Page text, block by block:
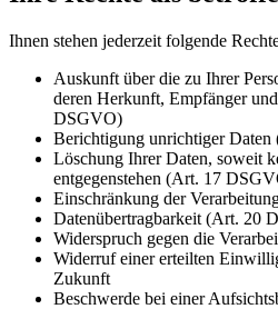
Ihnen stehen jederzeit folgende
Auskunft über die zu Ihrer
deren Herkunft, Empfänger
DSGVO)
Berichtigung unrichtiger
Löschung Ihrer Daten, soweit
entgegenstehen (Art. 17
Einschränkung der
Datenübertragbarkeit (Art. 20
Widerspruch gegen die
Widerruf einer erteilten
Zukunft
Beschwerde bei einer